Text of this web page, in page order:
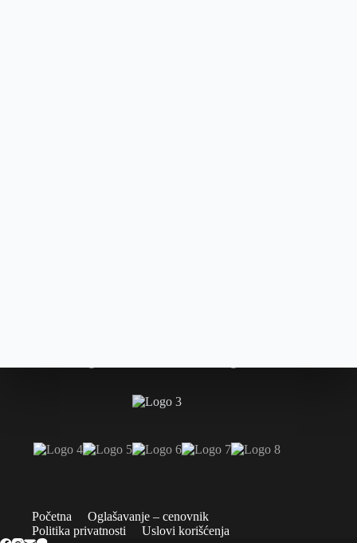
Početna
Oglašavanje – cenovnik
Politika privatnosti
Uslovi korišćenja